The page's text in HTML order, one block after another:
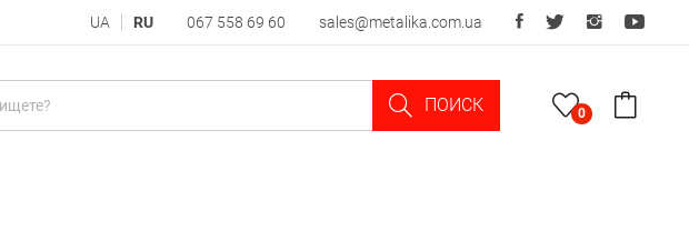
UA RU 067 558 69 60 sales@metalika.com.ua
ПОИСК 0